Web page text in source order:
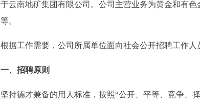
于云南地矿集团有限公司。公司主营业务为黄金和有
等。
根据工作需要，公司所属单位面向社会公开招聘工作人
一、招聘原则
坚持德才兼备的用人标准，按照“公开、平等、竞争、